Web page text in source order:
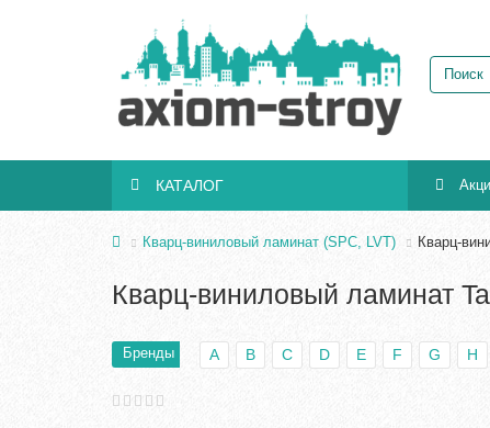
КАТАЛОГ
Кварц-виниловый ламинат (SPC, LVT) Кварц-
Кварц-виниловый ламинат
Бренды A B C D E F G H